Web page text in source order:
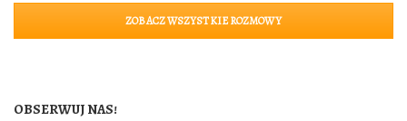
ZOBACZ WSZYSTKIE ROZMOWY
OBSERWUJ NAS!